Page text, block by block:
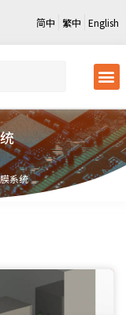
简中 繁中 English
系统